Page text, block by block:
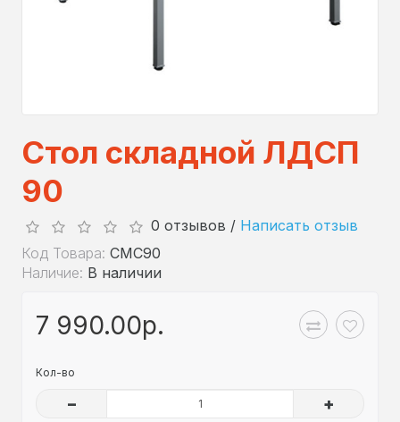
Стол складной ЛДСП
90
0 отзывов / Написать отзыв
Код Товара: СМС90
Наличие: В наличии
7 990.00р.
Кол-во
– +